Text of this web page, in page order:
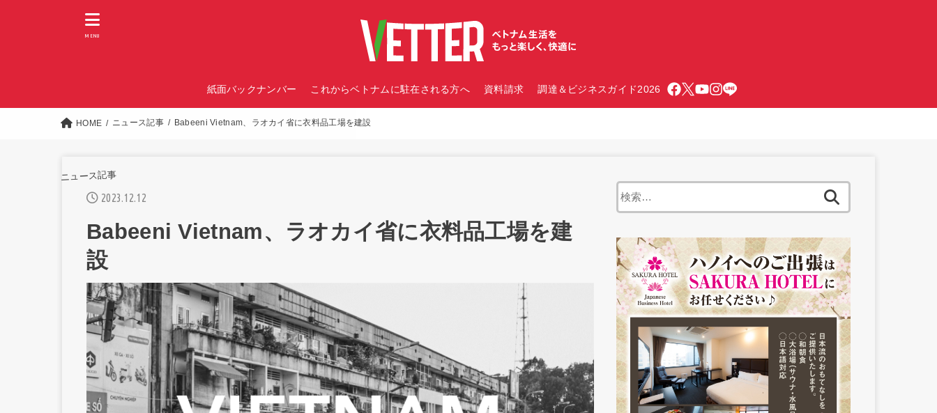
紙面バックナンバー これからベトナムに駐在される方へ 資料請求 調達＆ビジネスガイド2026
MENU
HOME ニュース記事 Babeeni Vietnam、ラオカイ省に衣料品工場を建設
ニュース記事
2023.12.12
Babeeni Vietnam、ラオカイ省に衣料品工場を建
設